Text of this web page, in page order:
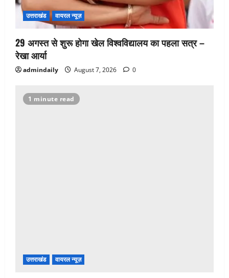
उत्तराखंड वायरल न्यूज़
29 अगस्त से शुरू होगा खेल विश्वविद्यालय का पहला सत्र –
रेखा आर्या
admindaily August 7, 2026 0
1 minute read
उत्तराखंड वायरल न्यूज़